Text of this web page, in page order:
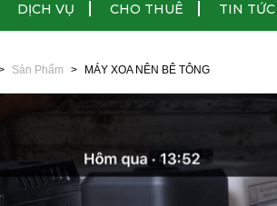
DỊCH VỤ CHO THUÊ TIN TỨC
Sản Phẩm MÁY XOA NÊN BÊ TÔNG